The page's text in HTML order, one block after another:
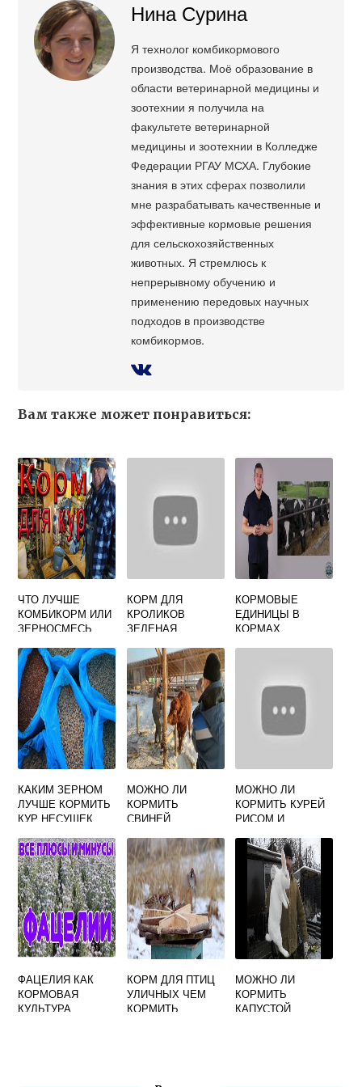
Нина Сурина
Я технолог комбикормового
производства. Моё образование в
области ветеринарной медицины и
зоотехнии я получила на
факультете ветеринарной
медицины и зоотехнии в Колледже
Федерации РГАУ МСХА. Глубокие
знания в этих сферах позволили
мне разрабатывать качественные и
эффективные кормовые решения
для сельскохозяйственных
животных. Я стремлюсь к
непрерывному обучению и
применению передовых научных
подходов в производстве
комбикормов.
Вам также может понравиться:
ЧТО ЛУЧШЕ
КОМБИКОРМ ИЛИ
ЗЕРНОСМЕСЬ
КОРМ ДЛЯ
КРОЛИКОВ
ЗЕЛЕНАЯ
КОРМОВЫЕ
ЕДИНИЦЫ В
КОРМАХ
КАКИМ ЗЕРНОМ
ЛУЧШЕ КОРМИТЬ
КУР НЕСУШЕК
НЕСЛИСЬ
МОЖНО ЛИ
КОРМИТЬ
СВИНЕЙ
МОЖНО ЛИ
КОРМИТЬ КУРЕЙ
РИСОМ И
ФАЦЕЛИЯ КАК
КОРМОВАЯ
КУЛЬТУРА
КОРМ ДЛЯ ПТИЦ
УЛИЧНЫХ ЧЕМ
КОРМИТЬ
МОЖНО ЛИ
КОРМИТЬ
КАПУСТОЙ